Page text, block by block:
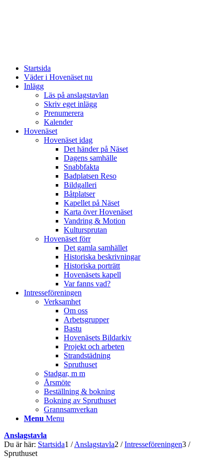
Startsida
Väder i Hovenäset nu
Inlägg
Läs på anslagstavlan
Skriv eget inlägg
Prenumerera
Kalender
Hovenäset
Hovenäset idag
Det händer på Näset
Dagens samhälle
Snabbfakta
Badplatsen Reso
Bildgalleri
Båtplatser
Kapellet på Näset
Karta över Hovenäset
Vandring & Motion
Kultursprutan
Hovenäset förr
Det gamla samhället
Historiska beskrivningar
Historiska porträtt
Hovenäsets kapell
Var fanns vad?
Intresseföreningen
Verksamhet
Om oss
Arbetsgrupper
Bastu
Hovenäsets Bildarkiv
Projekt och arbeten
Strandstädning
Spruthuset
Stadgar, m m
Årsmöte
Beställning & bokning
Bokning av Spruthuset
Grannsamverkan
Menu Menu
Anslagstavla
Du är här: Startsida1 / Anslagstavla2 / Intresseföreningen3 /
Spruthuset